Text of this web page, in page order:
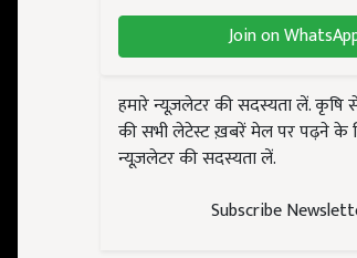
Join on
हमारे न्यूज़लेटर की सदस्यता लें. कृषि
की सभी लेटेस्ट ख़बरें मेल पर पढ़ने के
न्यूज़लेटर की सदस्यता लें.
Subscribe